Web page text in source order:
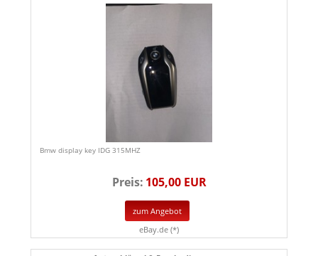
Bmw display key IDG 315MHZ
Preis: 105,00 EUR
zum Angebot
eBay.de (*)